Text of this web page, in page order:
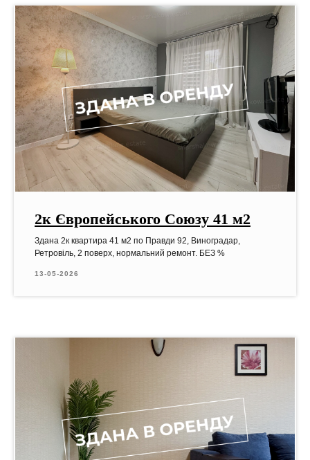
2к Європейського Союзу 41 м2
Здана 2к квартира 41 м2 по Правди 92, Виноградар,
Ретровіль, 2 поверх, нормальний ремонт. БЕЗ %
13-05-2026